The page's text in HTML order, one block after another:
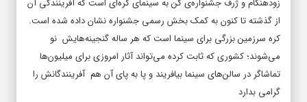
زودهنگام و ژرف جشنواره‌ی کن به سینمای کره‌ای است که آفرینندگی آن
از گذشته تا کنون به کمک بخش رسمی جشنواره نشان داده شده است.
کره سرزمین بزرگی برای سینما است که هر ساله گنجینه‌هایش نو
می‌شوند؛ کشوری که ثابت کرده می‌تواند آثار امروزی برای میلیون‌ها
تماشاگر در سالن‌های سینما بیافریند و پا به پای آن هم آفرینندگانش را
گرامی بدارد